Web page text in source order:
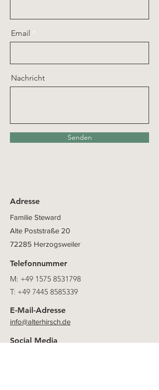
Email
Nachricht
Senden
Adresse
Familie Steward
Alte Poststraße 20
72285 Herzogsweiler
Telefonnummer
M: +49 1575 8531798
T: +49 7445 8585339
E-Mail-Adresse
info@alterhirsch.de
Social Media